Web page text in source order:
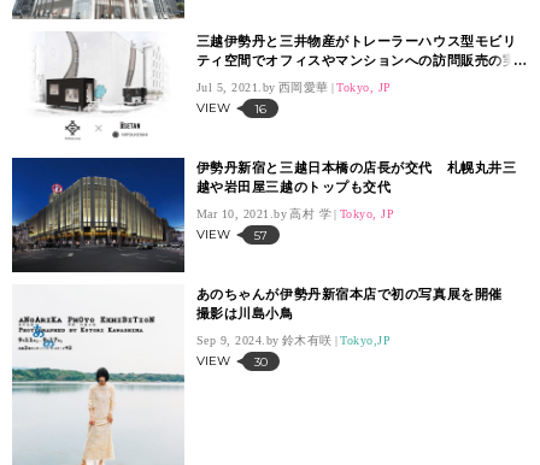
三越伊勢丹と三井物産がトレーラーハウス型モビリ
ティ空間でオフィスやマンションへの訪問販売の実
Jul 5, 2021. 西岡愛華 Tokyo, JP
VIEW 16
伊勢丹新宿と三越日本橋の店長が交代 札幌丸井三
越や岩田屋三越のトップも交代
Mar 10, 2021. 高村 学 Tokyo, JP
VIEW 57
あのちゃんが伊勢丹新宿本店で初の写真展を開催
撮影は川島小鳥
Sep 9, 2024. 鈴木有咲 Tokyo,JP
VIEW 30